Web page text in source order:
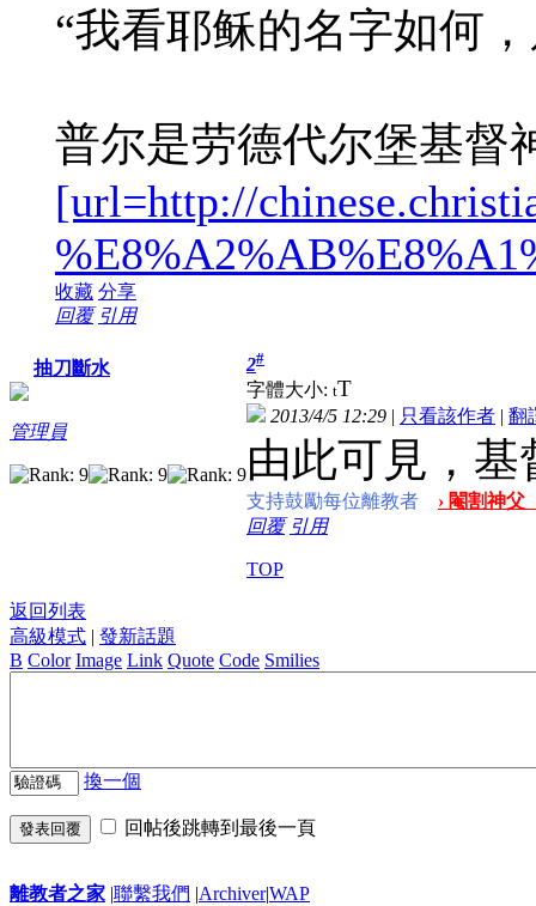
“我看耶稣的名字如何
普尔是劳德代尔堡基督
[url=http://
收藏 分享
回覆 引用
抽刀斷水
管理員
2#
字體大小: tT
2013/4/5 12:29 | 只看該作者 | 翻
由此可見，
支持鼓勵每位離教者
› 閹割神
回覆 引用
TOP
返回列表
高級模式 | 發新話題
B Color Image Link Quote Code Smilies
換一個
發表回覆 回帖後跳轉到最後一頁
離教者之家 |聯繫我們 |Archiver|WAP